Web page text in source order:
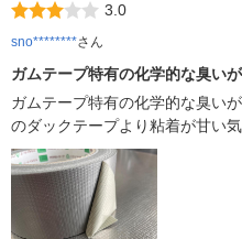
3.0
sno********さん
ガムテープ特有の化学的な臭い
ガムテープ特有の化学的な臭い
のダックテープより粘着が甘い気